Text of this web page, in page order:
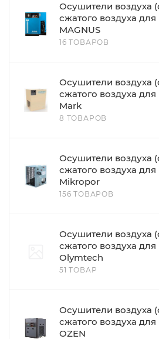
Осушители воздуха
сжатого воздуха
MAGNUS
16 ТОВАРОВ
Осушители воздуха
сжатого воздуха
Mark
8 ТОВАРОВ
Осушители воздуха
сжатого воздуха
Mikropor
156 ТОВАРОВ
Осушители воздуха
сжатого воздуха
Olymtech
51 ТОВАР
Осушители воздуха
сжатого воздуха
OZEN